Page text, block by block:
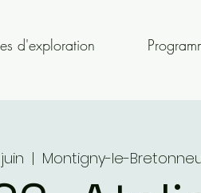
d'exploration
  |
Montigny-le-